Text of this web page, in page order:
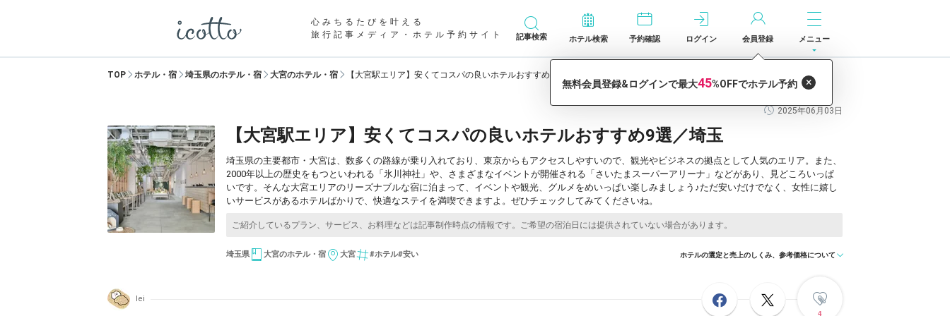
心みちるたびを叶える
旅行記事メディア・ホテル予約サイト
記事検索 ホテル検索 予約確認 ログイン 会員登録 メニュー
TOP ホテル・宿 埼玉県のホテル・宿 大宮のホテル・宿 【大宮駅エリア】安くてコスパの良いホテルおすすめ9選／埼玉
2025年06月03日
【大宮駅エリア】安くてコスパの良いホテルおすすめ9選／埼玉
埼玉県の主要都市・大宮は、数多くの路線が乗り入れており、東京からもアクセスしやすいので、観光やビジネスの拠点として人気のエリア。また、
2000年以上の歴史をもつといわれる「氷川神社」や、さまざまなイベントが開催される「さいたまスーパーアリーナ」などがあり、見どころいっぱ
いです。そんな大宮エリアのリーズナブルな宿に泊まって、イベントや観光、グルメをめいっぱい楽しみましょう♪ただ安いだけでなく、女性に嬉し
いサービスがあるホテルばかりで、快適なステイを満喫できますよ。ぜひチェックしてみてくださいね。
埼玉県 大宮のホテル・宿 大宮 #ホテル#安い ホテルの選定と売上のしくみ、参考価格について
lei
4